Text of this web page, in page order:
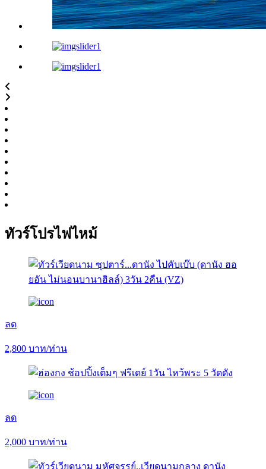
ทัวร์โปรไฟไหม้
ลด
2,800 บาท/ท่าน
ลด
2,000 บาท/ท่าน